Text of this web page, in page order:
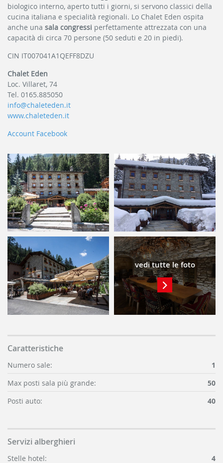
biologico interno, aperto tutti i giorni, si servono classici della
cucina italiana e specialità regionali. Lo Chalet Eden ospita
anche una sala congressi perfettamente attrezzata con una
capacità di circa 70 persone (50 seduti e 20 in piedi).
CIN IT007041A1QEFF8DZU
Chalet Eden
Loc. Villaret, 74
Tel. 0165.885050
info@chaleteden.it
www.chaleteden.it
Account Facebook
vedi tutte le foto
Caratteristiche
Numero sale:
1
Max posti sala più grande:
50
Posti auto:
40
Servizi alberghieri
Stelle hotel: 4